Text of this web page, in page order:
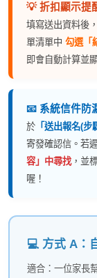
💡 折扣顯示提
填寫送出資料後
單清單中 勾選「
即會自動計算並
📧 系統信件防
於 「送出報名(步
寄發確認信。若
容」中尋找，並
喔！
💻 方式 A：
適合：一位家長